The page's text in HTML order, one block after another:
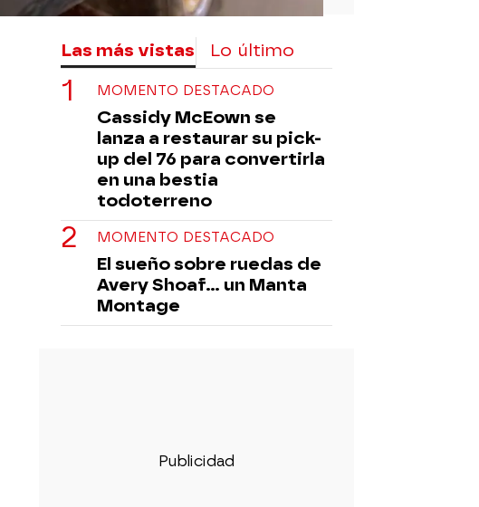
Las más vistas Lo último
MOMENTO DESTACADO
Cassidy McEown se
lanza a restaurar su pick-
up del 76 para convertirla
en una bestia
todoterreno
MOMENTO DESTACADO
El sueño sobre ruedas de
Avery Shoaf… un Manta
Montage